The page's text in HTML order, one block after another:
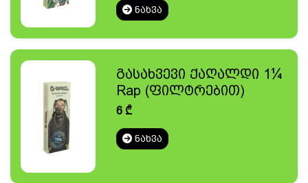
ᲜᲐᲮᲕᲐ
გასახვევი ქაღალდი 1¼
Rap (ფილტრებით)
6₾
ᲜᲐᲮᲕᲐ